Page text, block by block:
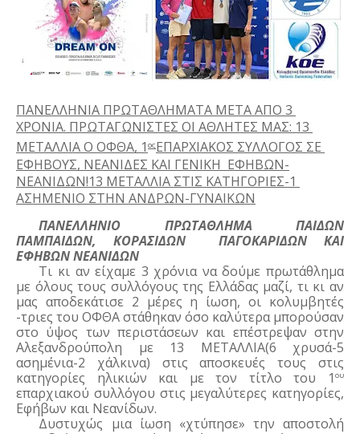
ΠΑΝΕΛΛΗΝΙΑ ΠΡΩΤΑΘΛΗΜΑΤΑ ΜΕΤΑ ΑΠΟ 3
ΧΡΟΝΙΑ. ΠΡΩΤΑΓΩΝΙΣΤΕΣ ΟΙ ΑΘΛΗΤΕΣ ΜΑΣ: 13
ΜΕΤΑΛΛΙΑ Ο ΟΦΘΑ, 1 οςΕΠΑΡΧΙΑΚΟΣ ΣΥΛΛΟΓΟΣ ΣΕ
ΕΦΗΒΟΥΣ, ΝΕΑΝΙΔΕΣ ΚΑΙ ΓΕΝΙΚΗ  ΕΦΗΒΩΝ-
ΝΕΑΝΙΔΩΝ!13 ΜΕΤΑΛΛΙΑ ΣΤΙΣ ΚΑΤΗΓΟΡΙΕΣ-1
ΑΣΗΜΕΝΙΟ ΣΤΗΝ ΑΝΔΡΩΝ-ΓΥΝΑΙΚΩΝ
ΠΑΝΕΛΛΗΝΙΟ ΠΡΩΤΑΘΛΗΜΑ ΠΑΙΔΩΝ
ΠΑΜΠΑΙΔΩΝ, ΚΟΡΑΣΙΔΩΝ  ΠΑΓΟΚΑΡΙΔΩΝ ΚΑΙ
ΕΦΗΒΩΝ ΝΕΑΝΙΔΩΝ
Τι κι αν είχαμε 3 χρόνια να δούμε πρωτάθλημα
με όλους τους συλλόγους της Ελλάδας μαζί, τι κι αν
μας αποδεκάτισε 2 μέρες η ίωση, οι κολυμβητές
-τριες του ΟΦΘΑ στάθηκαν όσο καλύτερα μπορούσαν
στο ύψος των περιστάσεων και επέστρεψαν στην
Αλεξανδρούπολη με 13 ΜΕΤΑΛΛΙΑ(6 χρυσά-5
ασημένια-2 χάλκινα) στις αποσκευές τους στις
κατηγορίες ηλικιών και με τον τίτλο του 1 ου
επαρχιακού συλλόγου στις μεγαλύτερες κατηγορίες,
Εφήβων και Νεανίδων.
Δυστυχώς μια ίωση «χτύπησε» την αποστολή